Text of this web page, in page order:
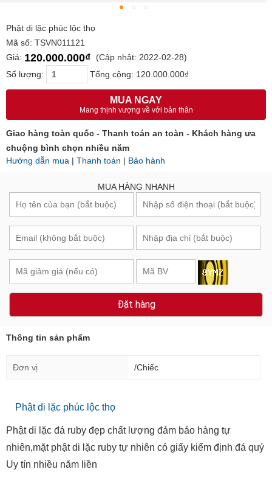
Phật di lặc phúc lộc thọ
Mã số: TSVN011121
Giá: 120.000.000₫
(Cập nhật: 2022-02-28)
Số lượng:
Tổng cộng: 120.000.000₫
MUA NGAY
Mang thịnh vượng về với bản thân
Giao hàng toàn quốc - Thanh toán an toàn - Khách hàng ưa
chuộng bình chọn nhiều năm
Hướng dẫn mua | Thanh toán | Bảo hành
MUA HÀNG NHANH
Đặt hàng
Thông tin sản phẩm
Đơn vị /Chiếc
Phật di lặc phúc lộc thọ
Phật di lặc đá ruby đẹp chất lượng đảm bảo hàng tự
nhiên,mặt phật di lặc ruby tự nhiên có giấy kiểm định đá quý
Uy tín nhiều năm liền